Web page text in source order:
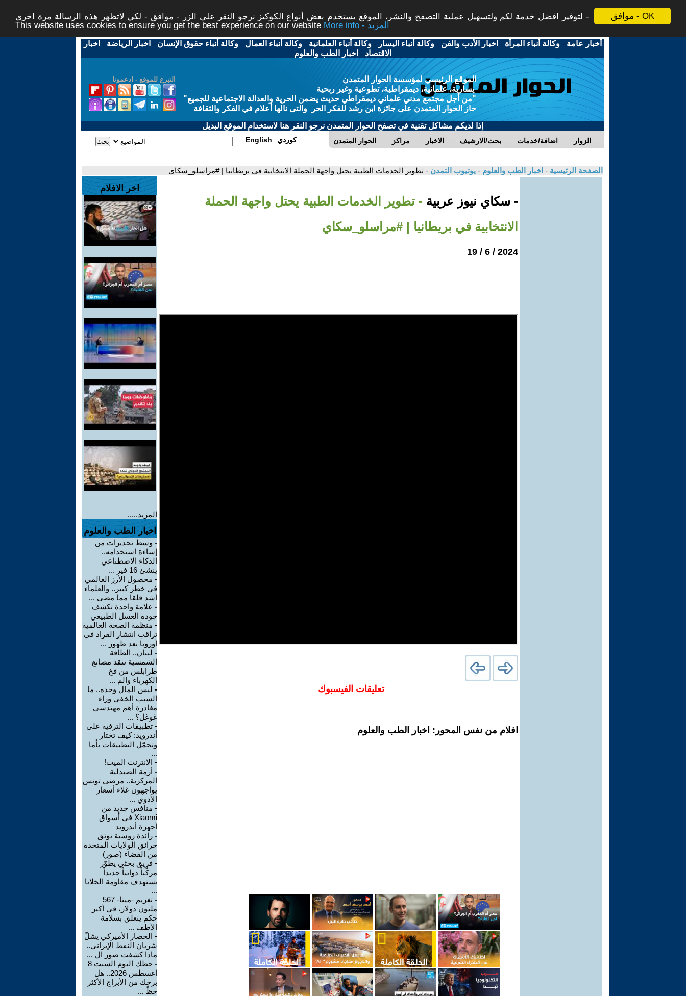
موافق - OK
لتوفير افضل خدمة لكم ولتسهيل عملية التصفح والنشر، الموقع يستخدم بعض أنواع الكوكيز نرجو النقر على الزر - موافق - لكي لاتظهر هذه الرسالة مرة اخرى -
This website uses cookies to ensure you get the best experience on our website
More info - المزيد
أخبار عامة -وكالة أنباء المرأة - اخبار الأدب والفن -وكالة أنباء اليسار -وكالة أنباء العلمانية -وكالة أنباء العمال -وكالة أنباء حقوق الإنسان - اخبار الرياضة - اخبار
الاقتصاد - اخبار الطب والعلوم
التبرع للموقع - ادعمونا
الموقع الرئيسي لمؤسسة الحوار المتمدن
يسارية، علمانية، ديمقراطية، تطوعية وغير ربحية
"من أجل مجتمع مدني علماني ديمقراطي حديث يضمن الحرية والعدالة الاجتماعية للجميع"
حاز الحوار المتمدن على جائزة ابن رشد للفكر الحر والتى نالها أعلام في الفكر والثقافة
إذا لديكم مشاكل تقنية في تصفح الحوار المتمدن نرجو النقر هنا لاستخدام الموقع البديل
الحوار المتمدن مراكز الاخبار بحث/الارشيف اضافة/خدمات الزوار English كوردي
الصفحة الرئيسية - اخبار الطب والعلوم - يوتيوب التمدن - تطوير الخدمات الطبية يحتل واجهة الحملة الانتخابية في بريطانيا | #مراسلو_سكاي
- سكاي نيوز عربية - تطوير الخدمات الطبية يحتل واجهة الحملة
الانتخابية في بريطانيا | #مراسلو_سكاي
2024 / 6 / 19
تعليقات الفيسبوك
افلام من نفس المحور: اخبار الطب والعلوم
اخر الافلام
المزيد.....
اخبار الطب والعلوم
- وسط تحذيرات من
إساءة استخدامه..
الذكاء الاصطناعي
ينشئ 16 فير ...
- محصول الأرز العالمي
في خطر كبير.. والعلماء
أشد قلقا مما مضى ...
- علامة واحدة تكشف
جودة العسل الطبيعي
- منظمة الصحة العالمية
تراقب انتشار القراد في
أوروبا بعد ظهور ...
- لبنان.. الطاقة
الشمسية تنقذ مصانع
طرابلس من فخ
الكهرباء والم ...
- ليس المال وحده.. ما
السبب الخفي وراء
مغادرة أهم مهندسي
غوغل؟ ...
- تطبيقات الترفيه على
أندرويد: كيف تختار
وتحمّل التطبيقات بأما
...
- الانترنت الميت!
- أزمة الصيدلية
المركزية.. مرضى تونس
يواجهون غلاء أسعار
الأدوي ...
- منافس جديد من
Xiaomi في أسواق
أجهزة أندرويد
- رائدة روسية توثق
حرائق الولايات المتحدة
من الفضاء (صور)
- فريق بحثي يطوّر
مركّباً دوائياً جديداً
يستهدف مقاومة الخلايا
...
-
تغريم -ميتا- 567
مليون دولار، في أكبر
حكم يتعلق بسلامة
الأطف ...
- الحصار الأميركي يشلّ
شريان النفط الإيراني..
ماذا كشفت صور ال ...
-
حظك اليوم السبت 8
اغسطس 2026.. هل
برجك من الأبراج الأكثر
حظً ...